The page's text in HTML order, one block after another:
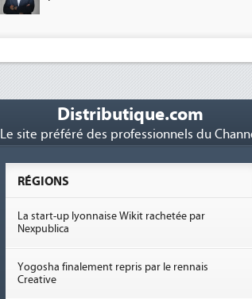
Distributique.com
Le site préféré des professionnels du
RÉGIONS
La start-up lyonnaise Wikit rachetée par
Nexpublica
Yogosha finalement repris par le rennais
Creative